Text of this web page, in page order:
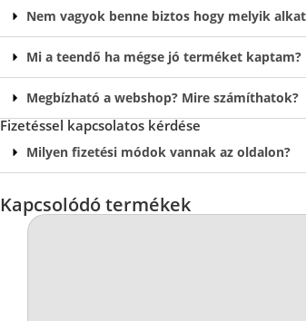
Nem vagyok benne biztos hogy melyik
Mi a teendő ha mégse jó terméket kaptam?
Megbízható a webshop? Mire számíthatok?
Fizetéssel kapcsolatos kérdése
Milyen fizetési módok vannak az oldalon?
Kapcsolódó termékek